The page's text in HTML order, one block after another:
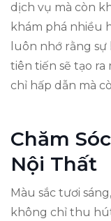
dịch vụ mà còn
khám phá nhiều
luôn nhớ rằng
tiên tiến sẽ tạo
chỉ hấp dẫn mà
Chăm
Nội Thất
Màu sắc tươi
không chỉ thu